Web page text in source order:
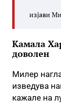
изјави
Камала
доволен
Милер
изведува
кажале на